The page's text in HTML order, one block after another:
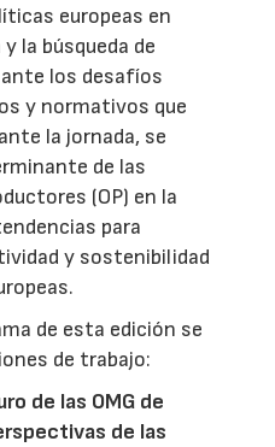
europeas en
la búsqueda de
los desafíos
y normativos que
la jornada, se
de las
(OP) en la
para
y sostenibilidad
de esta edición se
de trabajo:
de las OMG de
de las